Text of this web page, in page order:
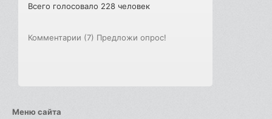
Всего голосовало 228 человек
Комментарии (7) Предложи опрос!
Меню сайта